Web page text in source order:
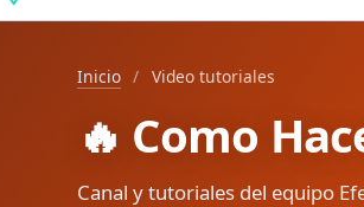
Inicio / Video tutoriales
🔥 Como
Canal y tutoriales del equipo